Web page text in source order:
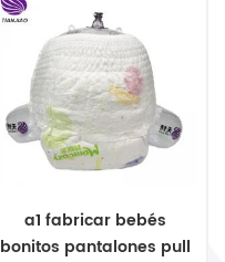
a1 fabricar bebés
bonitos pantalones pull